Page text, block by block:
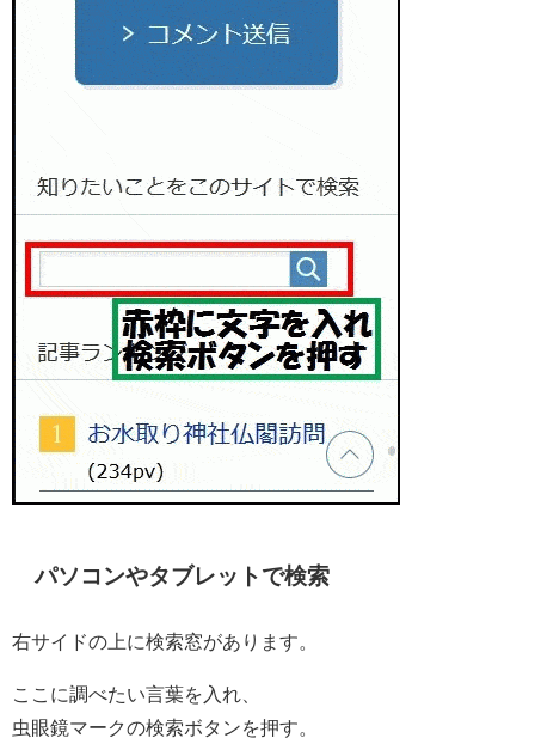
パソコンやタブレットで検索
右サイドの上に検索窓があります。
ここに調べたい言葉を入れ、
虫眼鏡マークの検索ボタンを押す。